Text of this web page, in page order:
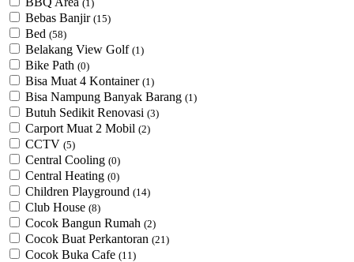
(1)
Bebas Banjir (15)
Bed (58)
Belakang View Golf (1)
Bike Path (0)
Bisa Muat 4 Kontainer (1)
Bisa Nampung Banyak Barang (1)
Butuh Sedikit Renovasi (3)
Carport Muat 2 Mobil (2)
CCTV (5)
Central Cooling (0)
Central Heating (0)
Children Playground (14)
Club House (8)
Cocok Bangun Rumah (2)
Cocok Buat Perkantoran (21)
Cocok Buka Cafe (11)